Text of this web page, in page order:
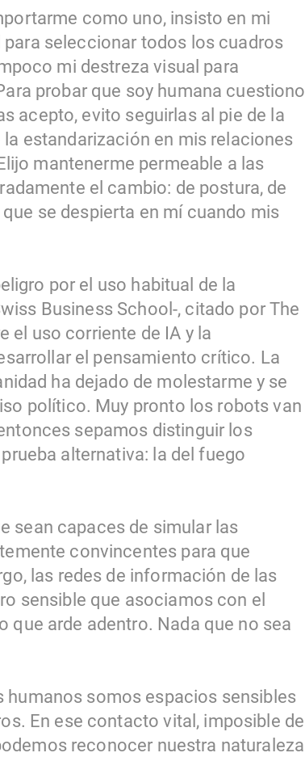
como uno, insisto en mi
seleccionar todos los cuadros
mi destreza visual para
probar que soy humana cuestiono
acepto, evito seguirlas al pie de la
estandarización en mis relaciones
mantenerme permeable a las
el cambio: de postura, de
se despierta en mí cuando mis
por el uso habitual de la
Business School-, citado por The
el uso corriente de IA y la
el pensamiento crítico. La
ha dejado de molestarme y se
político. Muy pronto los robots van
sepamos distinguir los
alternativa: la del fuego
sean capaces de simular las
convincentes para que
las redes de información de las
sensible que asociamos con el
que arde adentro. Nada que no sea
humanos somos espacios sensibles
En ese contacto vital, imposible de
reconocer nuestra naturaleza